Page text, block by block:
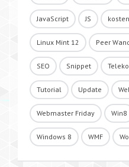
JavaScript JS
Linux Mint 12 Peer
SEO Snippet
Tutorial Update
Webmaster Friday Win8
Windows 8 WMF